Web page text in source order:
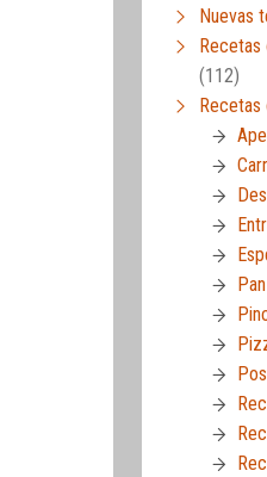
Nuevas
(112)
Recetas